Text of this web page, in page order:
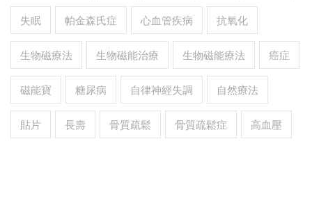
失眠 帕金森氏症 心血管疾病 抗氧化
生物磁療法 生物磁能治療 生物磁能療法 癌症
磁能寶 糖尿病 自律神經失調 自然療法
貼片 長壽 骨質疏鬆 骨質疏鬆症 高血壓